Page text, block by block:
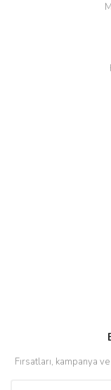
Fırsatları, kampanya